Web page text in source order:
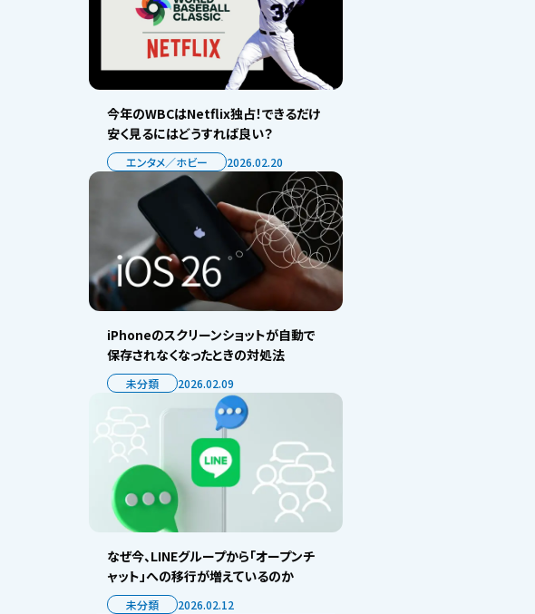
今年のWBCはNetflix独占！できるだけ
安く見るにはどうすれば良い？
エンタメ／ホビー 2026.02.20
iPhoneのスクリーンショットが自動で
保存されなくなったときの対処法
未分類 2026.02.09
なぜ今、LINEグループから「オープンチ
ャット」への移行が増えているのか
未分類 2026.02.12